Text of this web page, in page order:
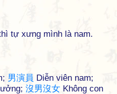
tự xưng mình là nam.
男演員 Diễn viên nam;
沒男沒女 Không con